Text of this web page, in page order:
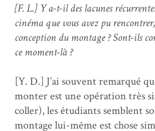
[F. L.] Y a-t-il des lacunes
cinéma que vous avez pu
conception du montage ? Sont-ils
ce moment-là ?
[Y. D.] J’ai souvent remarqué
monter est une opération très
coller), les étudiants semblent
montage lui-même est chose